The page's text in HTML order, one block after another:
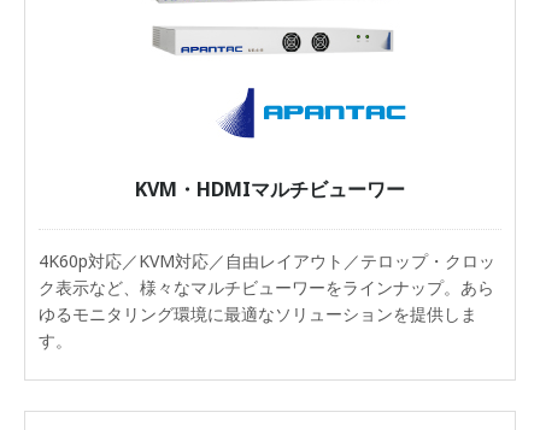
KVM・HDMIマルチビューワー
4K60p対応／KVM対応／自由レイアウト／テロップ・クロッ
ク表示など、様々なマルチビューワーをラインナップ。あら
ゆるモニタリング環境に最適なソリューションを提供しま
す。